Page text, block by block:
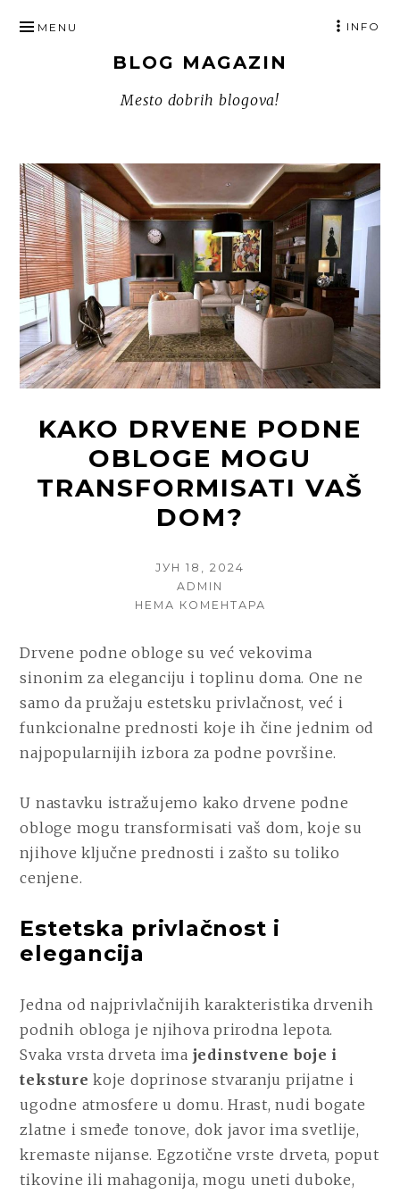
TO
BLOG MAGAZIN
Mesto dobrih blogova!
MENU INFO
KAKO DRVENE PODNE
OBLOGE MOGU
TRANSFORMISATI VAŠ
DOM?
POSTED
ЈУН 18, 2024
AUTHOR
ADMIN
НЕМА КОМЕНТАРА
PODNE
OBLOGE
MOGU
VAŠ
DOM?
Drvene podne obloge su već vekovima
sinonim za eleganciju i toplinu doma. One ne
samo da pružaju estetsku privlačnost, već i
funkcionalne prednosti koje ih čine jednim od
najpopularnijih izbora za podne površine.
U nastavku istražujemo kako drvene podne
obloge mogu transformisati vaš dom, koje su
njihove ključne prednosti i zašto su toliko
cenjene.
Estetska privlačnost i
elegancija
Jedna od najprivlačnijih karakteristika drvenih
podnih obloga je njihova prirodna lepota.
Svaka vrsta drveta ima jedinstvene boje i
teksture koje doprinose stvaranju prijatne i
ugodne atmosfere u domu. Hrast, nudi bogate
zlatne i smeđe tonove, dok javor ima svetlije,
kremaste nijanse. Egzotične vrste drveta, poput
tikovine ili mahagonija, mogu uneti duboke,